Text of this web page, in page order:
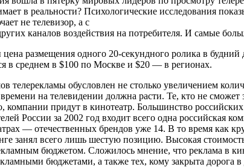
в реальности? Психологические исследования
не телевизор, а с
каналов воздействия на потребителя. И самые
размещения одного 20-секундного ролика в будний
в среднем в $100 по Москве и $20 — в регионах.
обусловлен не столько увеличением
на телевидении должна расти. Те, кто не сможет
придут в кинотеатр. Большинство
России за 2002 год входит всего одна российская
— отечественных брендов уже 14. В то время как
занял всего лишь шестую позицию. Высокая
бюджетом. Сложилось мнение, что реклама в
бюджетами, а также тех, кому закрыта дорога в